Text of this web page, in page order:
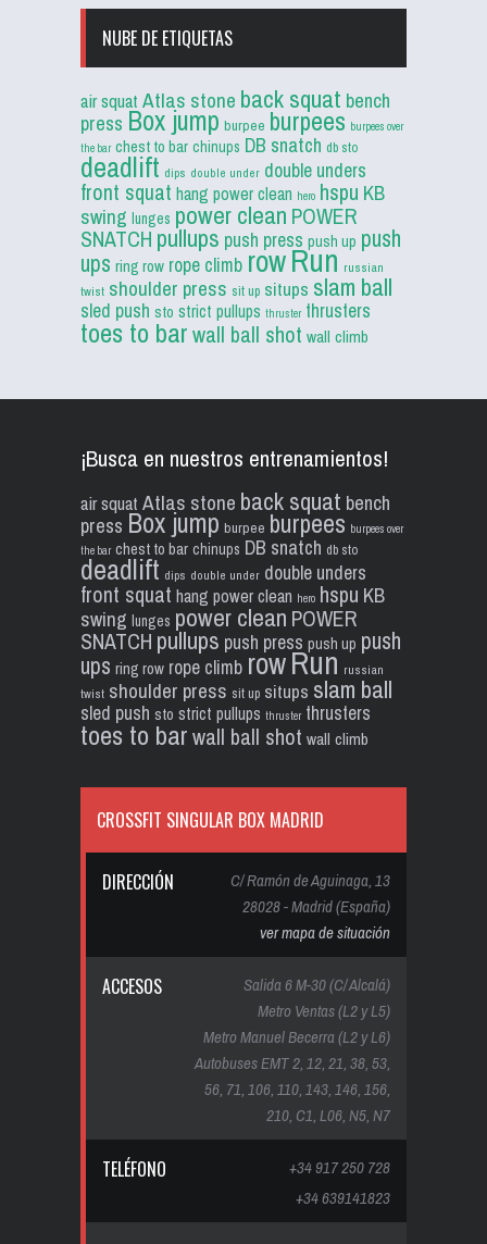
NUBE DE ETIQUETAS
air squat Atlas stone back squat bench
press Box jump burpee burpees burpees over
the bar chest to bar chinups DB snatch db sto
deadlift dips double under double unders
front squat hang power clean hero hspu KB
swing lunges power clean POWER
SNATCH pullups push press push up push
ups ring row rope climb rowRun russian
twist shoulder press sit up situps slam ball
sled push sto strict pullups thruster thrusters
toes to barwall ball shot wall climb
¡Busca en nuestros entrenamientos!
air squat Atlas stone back squat bench
press Box jump burpee burpees burpees over
the bar chest to bar chinups DB snatch db sto
deadlift dips double under double unders
front squat hang power clean hero hspu KB
swing lunges power clean POWER
SNATCH pullups push press push up push
ups ring row rope climb rowRun russian
twist shoulder press sit up situps slam ball
sled push sto strict pullups thruster thrusters
toes to barwall ball shot wall climb
CROSSFIT SINGULAR BOX MADRID
DIRECCIÓN
C/ Ramón de Aguinaga, 13
28028 - Madrid (España)
ver mapa de situación
ACCESOS
Salida 6 M-30 (C/ Alcalá)
Metro Ventas (L2 y L5)
Metro Manuel Becerra (L2 y L6)
Autobuses EMT 2, 12, 21, 38, 53,
56, 71, 106, 110, 143, 146, 156,
210, C1, L06, N5, N7
TELÉFONO
+34 917 250 728
+34 639141823